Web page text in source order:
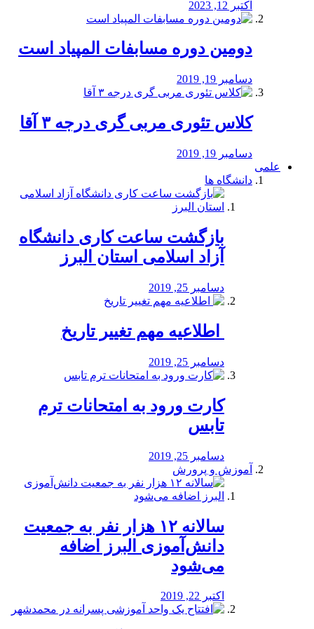
اکتبر 12, 2023
دومین دوره مسابفات المپیاد است
دسامبر 19, 2019
کلاس تئوری مربی گری درجه ۳ آقا
دسامبر 19, 2019
علمی
دانشگاه ها
بازگشت ساعت کاری دانشگاه
آزاد اسلامی استان البرز
دسامبر 25, 2019
️ اطلاعیه مهم تغییر تاریخ
دسامبر 25, 2019
کارت ورود به امتحانات ترم
تابس
دسامبر 25, 2019
آموزش و پرورش
️سالانه ۱۲ هزار نفر به جمعیت
دانش‌آموزی البرز اضافه
می‌شود
اکتبر 22, 2019